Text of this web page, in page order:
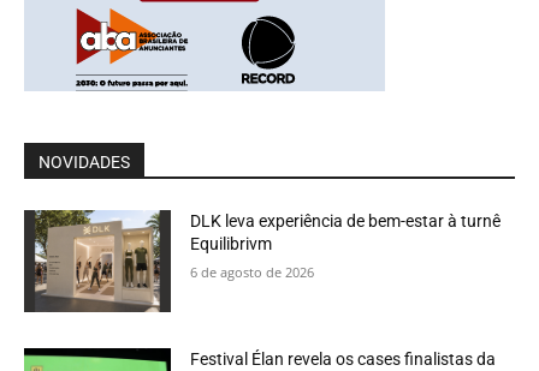
NOVIDADES
DLK leva experiência de bem-estar à turnê
Equilibrivm
6 de agosto de 2026
Festival Élan revela os cases finalistas da